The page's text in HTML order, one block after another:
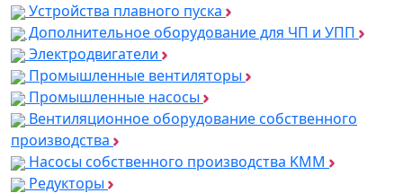
Устройства плавного пуска
Дополнительное оборудование для ЧП и УПП
Электродвигатели
Промышленные вентиляторы
Промышленные насосы
Вентиляционное оборудование собственного
производства
Насосы собственного производства KMM
Редукторы